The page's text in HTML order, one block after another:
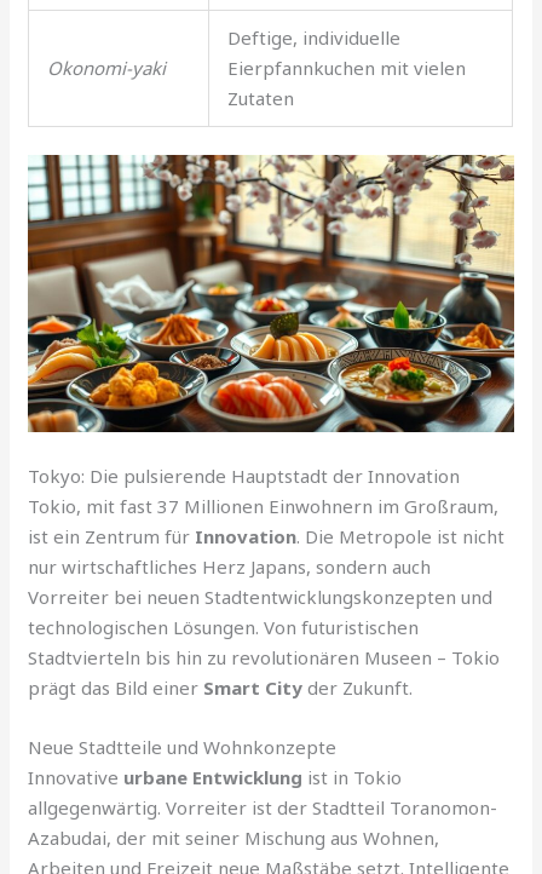
Okonomi-yaki
Deftige, individuelle
Eierpfannkuchen mit vielen
Zutaten
Tokyo: Die pulsierende Hauptstadt der Innovation
Tokio, mit fast 37 Millionen Einwohnern im Großraum,
ist ein Zentrum für Innovation. Die Metropole ist nicht
nur wirtschaftliches Herz Japans, sondern auch
Vorreiter bei neuen Stadtentwicklungskonzepten und
technologischen Lösungen. Von futuristischen
Stadtvierteln bis hin zu revolutionären Museen – Tokio
prägt das Bild einer Smart City der Zukunft.
Neue Stadtteile und Wohnkonzepte
Innovative urbane Entwicklung ist in Tokio
allgegenwärtig. Vorreiter ist der Stadtteil Toranomon-
Azabudai, der mit seiner Mischung aus Wohnen,
Arbeiten und Freizeit neue Maßstäbe setzt. Intelligente